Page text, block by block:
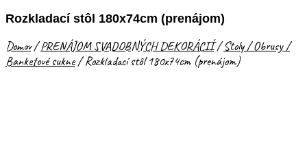
Rozkladací stôl 180x74cm (prenájom)
Domov/PRENÁJOM SVADOBNÝCH DEKORÁCIÍ/Stoly / Obrusy /
Banketové sukne/Rozkladací stôl 180x74cm (prenájom)